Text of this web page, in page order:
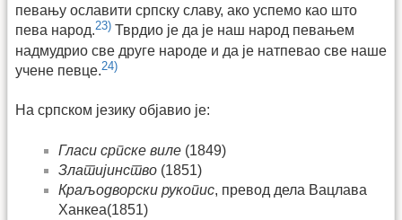
певању ославити српску славу, ако успемо као што
пева народ.23) Тврдио је да је наш народ певањем
надмудрио све друге народе и да је натпевао све наше
учене певце.24)
На српском језику објавио је:
Гласи српске виле (1849)
Златијинство (1851)
Краљодворски рукопис, превод дела Вацлава
Ханкеа(1851)